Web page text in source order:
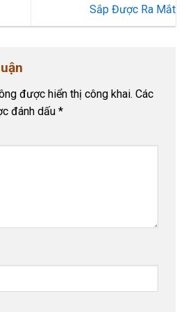
Sắp Được Ra Mắt
được hiển thị công khai. Các
đánh dấu *